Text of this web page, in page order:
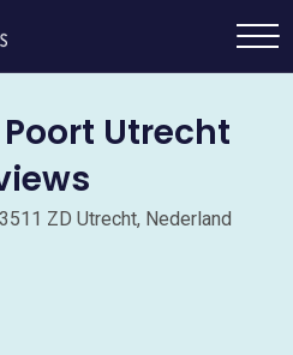
Utrecht
ZD Utrecht, Nederland